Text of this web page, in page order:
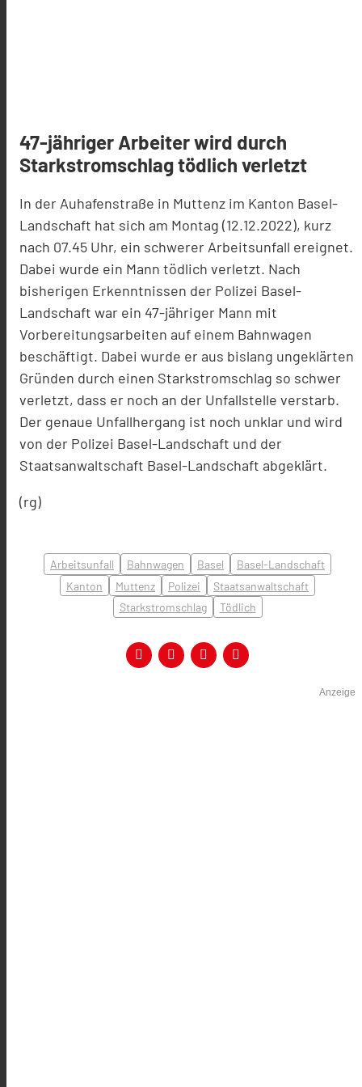
47-jähriger Arbeiter wird durch
Starkstromschlag tödlich verletzt
In der Auhafenstraße in Muttenz im Kanton Basel-
Landschaft hat sich am Montag (12.12.2022), kurz
nach 07.45 Uhr, ein schwerer Arbeitsunfall ereignet.
Dabei wurde ein Mann tödlich verletzt. Nach
bisherigen Erkenntnissen der Polizei Basel-
Landschaft war ein 47-jähriger Mann mit
Vorbereitungsarbeiten auf einem Bahnwagen
beschäftigt. Dabei wurde er aus bislang ungeklärten
Gründen durch einen Starkstromschlag so schwer
verletzt, dass er noch an der Unfallstelle verstarb.
Der genaue Unfallhergang ist noch unklar und wird
von der Polizei Basel-Landschaft und der
Staatsanwaltschaft Basel-Landschaft abgeklärt.
(rg)
Arbeitsunfall Bahnwagen Basel
Basel-Landschaft
Kanton
Muttenz Polizei
Staatsanwaltschaft
Starkstromschlag
Tödlich
Anzeige